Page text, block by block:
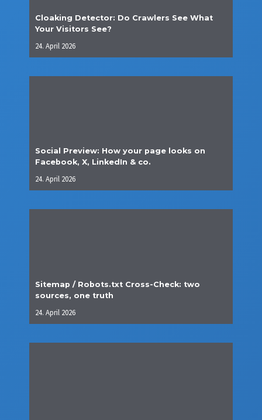
Cloaking Detector: Do Crawlers See What
Your Visitors See?
24. April 2026
Social Preview: How your page looks on
Facebook, X, LinkedIn & co.
24. April 2026
Sitemap / Robots.txt Cross-Check: two
sources, one truth
24. April 2026